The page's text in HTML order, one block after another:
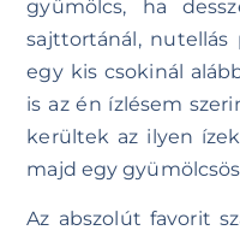
gyümölcs, ha
sajttortánál, nutellás
egy kis csokinál
is az én ízlésem
kerültek az ilyen
majd egy
Az abszolút favorit